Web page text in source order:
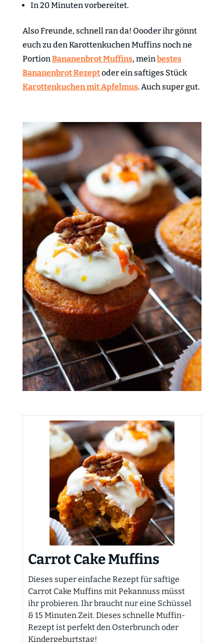
In 20 Minuten vorbereitet.
Also Freunde, schnell ran da! Oooder ihr gönnt
euch zu den Karottenkuchen Muffins noch ne
PortionBananenbrot Muffins, meinbestes
Bananenbrot Rezeptoder ein saftiges Stück
Karottenkuchen mit Apfelmus. Auch super gut.
Carrot Cake Muffins
Dieses super einfache Rezept für saftige
Carrot Cake Muffins mit Pekannuss müsst
ihr probieren. Ihr braucht nur eine Schüssel
& 15 Minuten Zeit. Dieses schnelle Muffin-
Rezept ist perfekt den Osterbrunch oder
Kindergeburtstag!